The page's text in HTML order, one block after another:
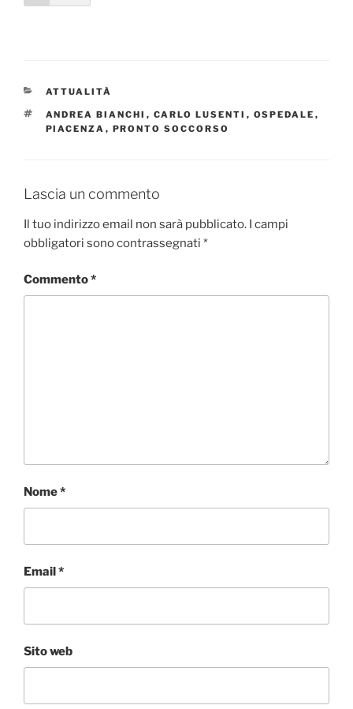
CATEGORIE
ATTUALITÀ
TAG
ANDREA BIANCHI , CARLO LUSENTI , OSPEDALE ,
PIACENZA , PRONTO SOCCORSO
Lascia un commento
Il tuo indirizzo email non sarà pubblicato. I campi
obbligatori sono contrassegnati *
Commento*
Nome*
Email*
Sito web